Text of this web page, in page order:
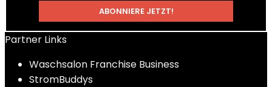
Partner Links
Waschsalon Franchise Business
StromBuddys